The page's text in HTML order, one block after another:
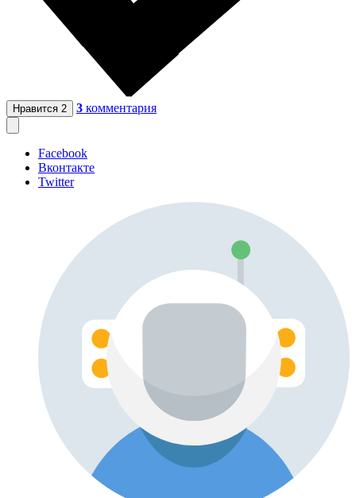
Нравится 2 3 комментария
Facebook
Вконтакте
Twitter